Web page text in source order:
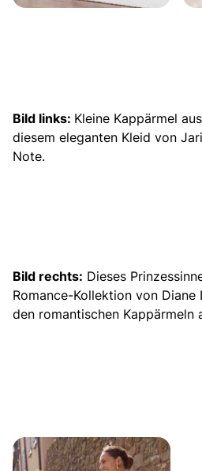
Bild links: Kleine Kappärmel
diesem eleganten Kleid von
Note.
Bild rechts: Dieses
Romance-Kollektion von
den romantischen Kappärmeln